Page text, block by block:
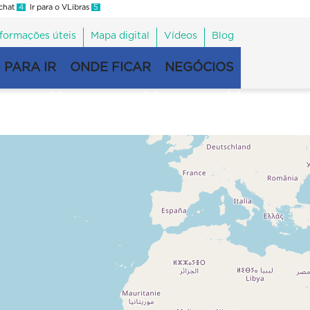
4 Ir para o VLibras 5
úteis Mapa digital Vídeos Blog
PARA IR ONDE FICAR NEGÓCIOS